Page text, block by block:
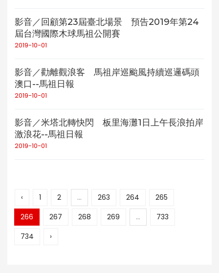
影音／回顧第23屆臺北場景 預告2019年第24
屆台灣國際木球馬祖公開賽
2019-10-01
影音／勸離觀浪客 馬祖岸巡颱風持續巡邏碼頭
澳口--馬祖日報
2019-10-01
影音／米塔北轉快閃 板里海灘1日上午長浪拍岸
激浪花--馬祖日報
2019-10-01
‹ 1 2 ... 263 264
265
266
267 268 269 ...
733
734
›